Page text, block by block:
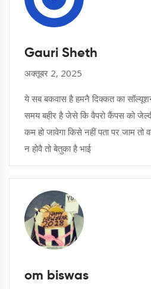
Gauri Sheth
अक्तूबर 2, 2025
ये सब बकवास है हमनै दिक्कत का
समय बहीर है जेसे कि वैपरो कैंपस को
कम हो जावेगा किसे नहीं पता पर जाम तो
न होवै तो बेतुका है भाई
om biswas